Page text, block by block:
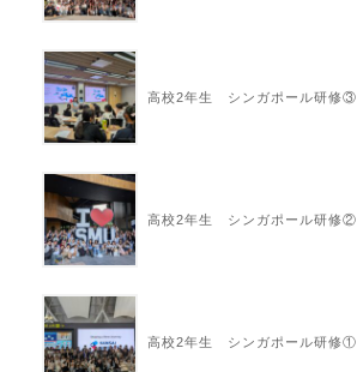
高校2年生 シンガポール研修③
高校2年生 シンガポール研修②
高校2年生 シンガポール研修①